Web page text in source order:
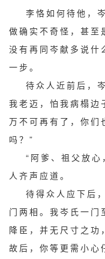
李恪如何待他，岑
做确实不奇怪，甚至
没有再同岑献多说什
一步。
待众人近前后，岑
我老迈，怕我病榻边
万不可再有了，你们
吗？”
“阿爹、祖父放心
人齐声应道。
待得众人应下后，
门两相。我岑氏一门
降臣，并无尺寸之功
故后，你等更需小心